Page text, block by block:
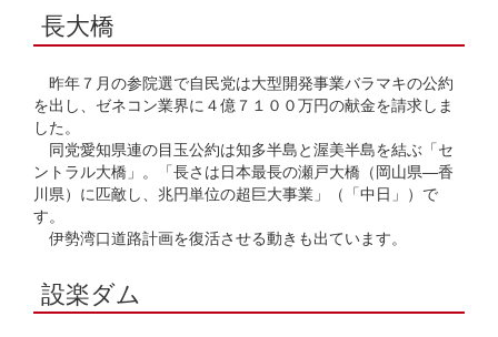
長大橋
昨年７月の参院選で自民党は大型開発事業バラマキの公約
を出し、ゼネコン業界に４億７１００万円の献金を請求しま
した。
同党愛知県連の目玉公約は知多半島と渥美半島を結ぶ「セ
ントラル大橋」。「長さは日本最長の瀬戸大橋（岡山県―香
川県）に匹敵し、兆円単位の超巨大事業」（「中日」）で
す。
伊勢湾口道路計画を復活させる動きも出ています。
設楽ダム